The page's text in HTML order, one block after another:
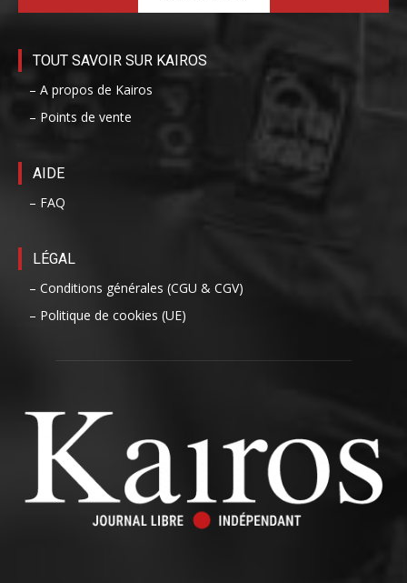
TOUT SAVOIR SUR KAIROS
– A propos de Kairos
– Points de vente
AIDE
– FAQ
LÉGAL
– Conditions générales (CGU & CGV)
– Politique de cookies (UE)